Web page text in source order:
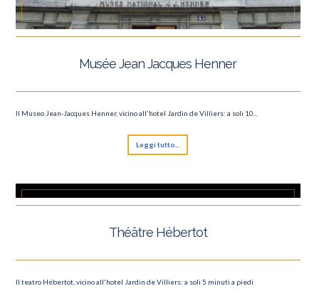
Musée Jean Jacques Henner
Il Museo Jean-Jacques Henner, vicino all'hotel Jardin de Villiers: a soli 10...
Leggi tutto...
Théâtre Hébertot
Il teatro Hébertot, vicino all'hotel Jardin de Villiers: a soli 5 minuti a piedi